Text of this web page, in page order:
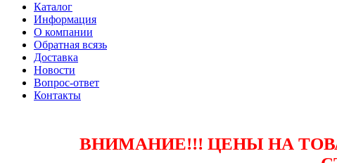
Каталог
Информация
О компании
Обратная всязь
Доставка
Новости
Вопрос-ответ
Контакты
ВНИМАНИЕ!!! ЦЕНЫ НА